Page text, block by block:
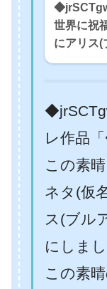
世界に祝
にアリス(
レ作品
この素
ネタ(仮
ス(ブル
にしまし
この素